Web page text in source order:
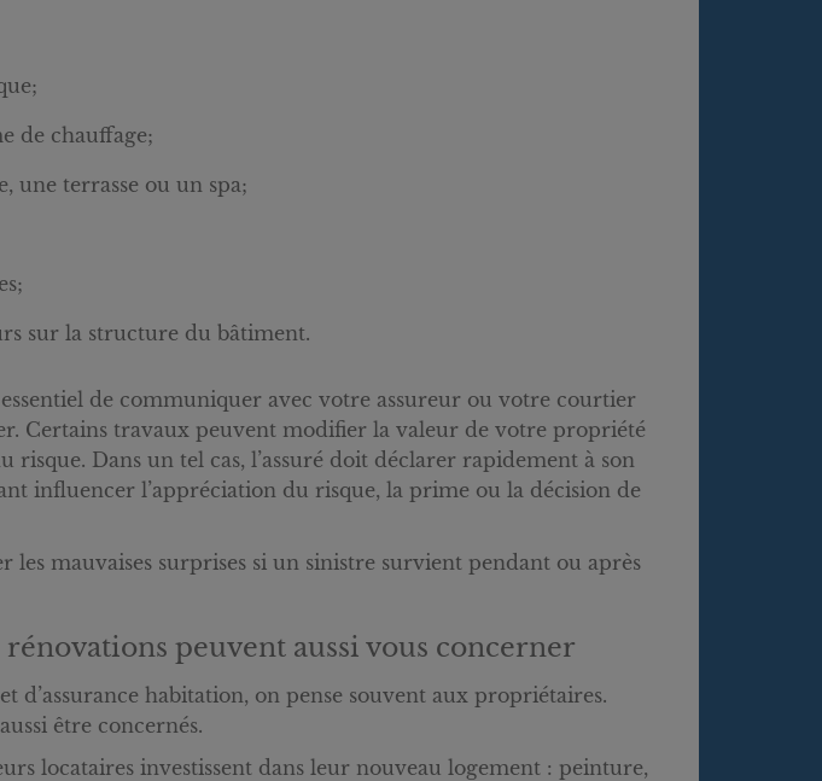
de chauffage;
une terrasse ou un spa;
sur la structure du bâtiment.
de communiquer avec votre assureur ou votre courtier
Certains travaux peuvent modifier la valeur de votre propriété
risque. Dans un tel cas, l’assuré doit déclarer rapidement à son
influencer l’appréciation du risque, la prime ou la décision de
les mauvaises surprises si un sinistre survient pendant ou après
rénovations peuvent aussi vous concerner
d’assurance habitation, on pense souvent aux propriétaires.
être concernés.
locataires investissent dans leur nouveau logement : peinture,